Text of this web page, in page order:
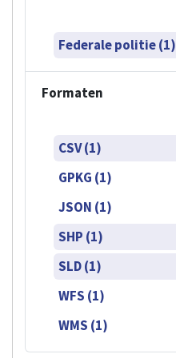
Federale politie (1)
Formaten
CSV (1)
GPKG (1)
JSON (1)
SHP (1)
SLD (1)
WFS (1)
WMS (1)